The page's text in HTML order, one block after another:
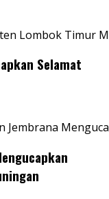
Lombok Timur
Selamat
Jembrana